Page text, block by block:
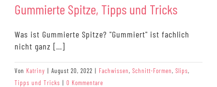
Gummierte Spitze, Tipps und Tricks
Was ist Gummierte Spitze? "Gummiert" ist fachlich
nicht ganz [...]
Von Katriny | August 20, 2022 | Fachwissen, Schnitt-Formen, Slips,
Tipps und Tricks | 0 Kommentare